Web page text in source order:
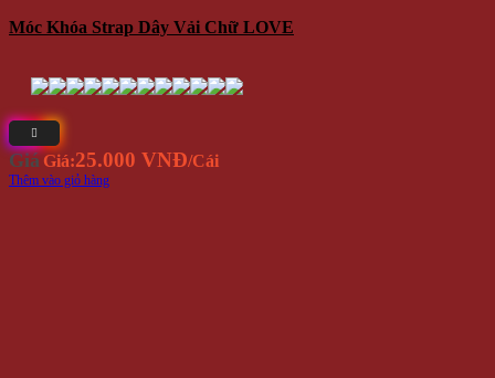
Móc Khóa Strap Dây Vải Chữ LOVE
Giá Giá:25.000 VNĐ/Cái
Thêm vào giỏ hàng